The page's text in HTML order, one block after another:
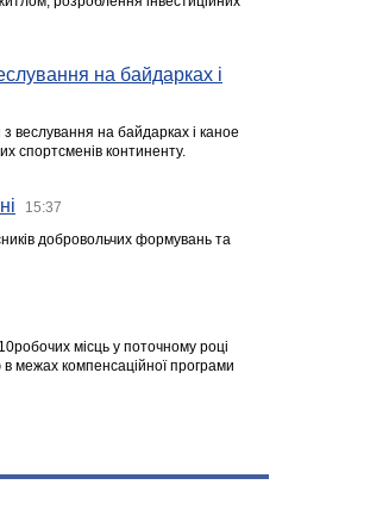
на байдарках і
веслування на байдарках і каное
спортсменів континенту.
15:37
добровольчих формувань та
місць у поточному році
межах компенсаційної програми